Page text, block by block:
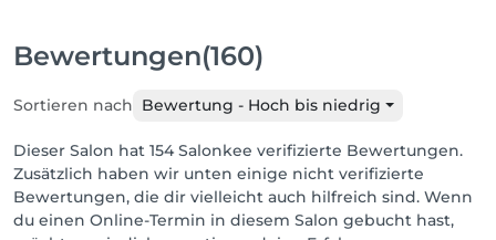
Bewertungen(160)
Sortieren nach Bewertung - Hoch bis niedrig
Dieser Salon hat 154 Salonkee verifizierte Bewertungen.
Zusätzlich haben wir unten einige nicht verifizierte
Bewertungen, die dir vielleicht auch hilfreich sind. Wenn
du einen Online-Termin in diesem Salon gebucht hast,